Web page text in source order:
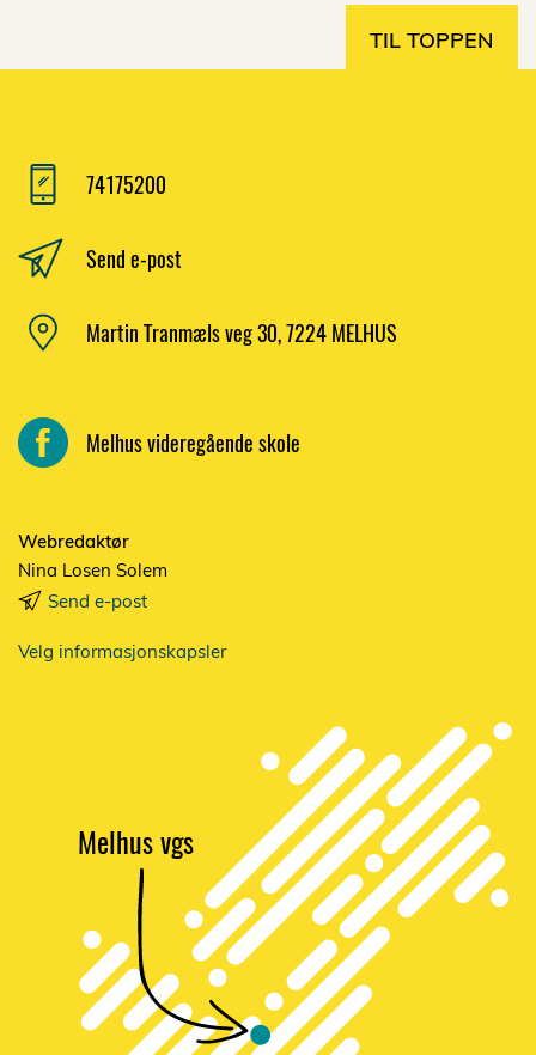
TIL TOPPEN
74175200
Send e-post
Martin Tranmæls veg 30, 7224 MELHUS
Melhus videregående skole
Webredaktør
Nina Losen Solem
Send e-post
Velg informasjonskapsler
Melhus vgs